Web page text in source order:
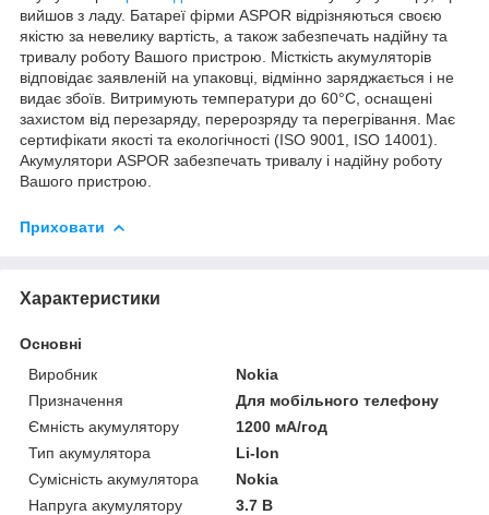
вийшов з ладу. Батареї фірми ASPOR відрізняються своєю
якістю за невелику вартість, а також забезпечать надійну та
тривалу роботу Вашого пристрою. Місткість акумуляторів
відповідає заявленій на упаковці, відмінно заряджається і не
видає збоїв. Витримують температури до 60°C, оснащені
захистом від перезаряду, перерозряду та перегрівання. Має
сертифікати якості та екологічності (ISO 9001, ISO 14001).
Акумулятори ASPOR забезпечать тривалу і надійну роботу
Вашого пристрою.
Приховати
Характеристики
Основні
Виробник
Nokia
Призначення
Для мобільного телефону
Ємність акумулятору
1200 мА/год
Тип акумулятора
Li-Ion
Сумісність акумулятора
Nokia
Напруга акумулятору
3.7 В